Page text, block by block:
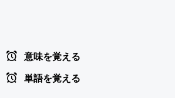
意味を覚える
単語を覚える